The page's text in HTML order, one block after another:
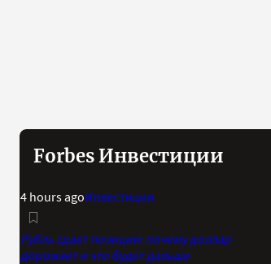
Forbes Инвестиции
4 hours agoИнвестиции
Рубль сдает позиции: почему доллар
дорожает и что будет дальше